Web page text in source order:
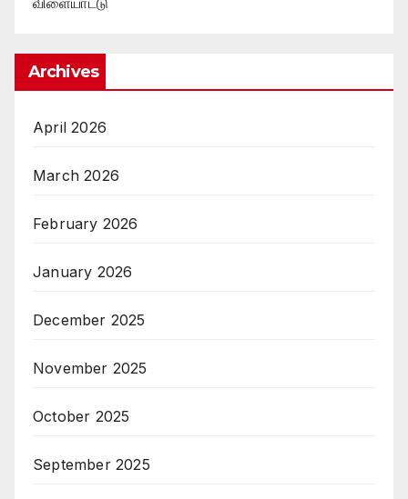
Archives
April 2026
March 2026
February 2026
January 2026
December 2025
November 2025
October 2025
September 2025